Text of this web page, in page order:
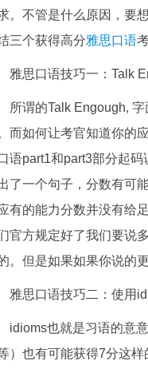
。不管是什么原因，要
三个获得高分雅思口语
雅思口语技巧一：Talk
所谓的Talk Engough,
而如何让考官知道你的
语part1和part3部分起
了一个句子，分数有可
有的能力分数并没有给
官方规定好了我们要说
。但是如果如果你说的
雅思口语技巧二：使用
idioms也就是习语的意
）也有可能获得7分这